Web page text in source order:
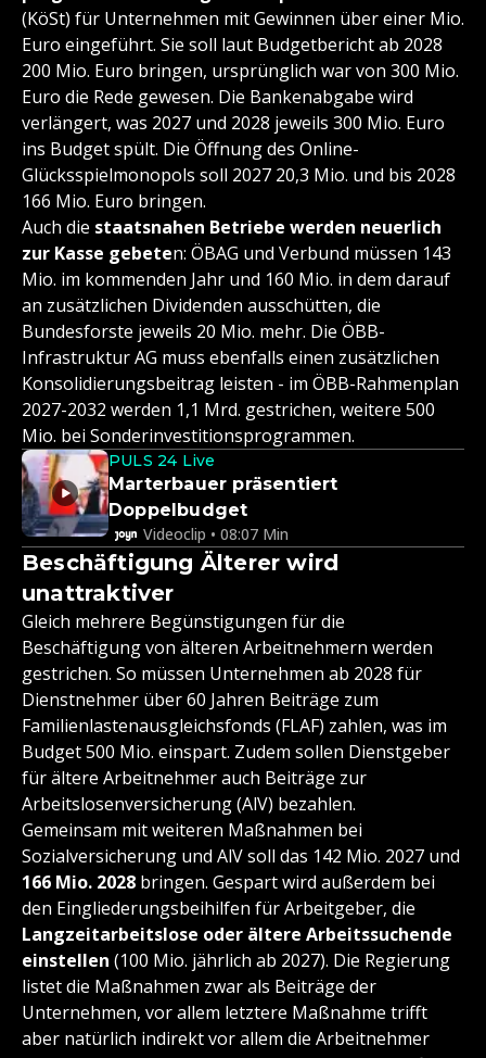
(KöSt) für Unternehmen mit Gewinnen über einer Mio.
Euro eingeführt. Sie soll laut Budgetbericht ab 2028
200 Mio. Euro bringen, ursprünglich war von 300 Mio.
Euro die Rede gewesen. Die Bankenabgabe wird
verlängert, was 2027 und 2028 jeweils 300 Mio. Euro
ins Budget spült. Die Öffnung des Online-
Glücksspielmonopols soll 2027 20,3 Mio. und bis 2028
166 Mio. Euro bringen.
Auch die staatsnahen Betriebe werden neuerlich
zur Kasse gebeten: ÖBAG und Verbund müssen 143
Mio. im kommenden Jahr und 160 Mio. in dem darauf
an zusätzlichen Dividenden ausschütten, die
Bundesforste jeweils 20 Mio. mehr. Die ÖBB-
Infrastruktur AG muss ebenfalls einen zusätzlichen
Konsolidierungsbeitrag leisten - im ÖBB-Rahmenplan
2027-2032 werden 1,1 Mrd. gestrichen, weitere 500
Mio. bei Sonderinvestitionsprogrammen.
PULS 24 Live
Marterbauer präsentiert
Doppelbudget
Videoclip • 08:07 Min
Beschäftigung Älterer wird
unattraktiver
Gleich mehrere Begünstigungen für die
Beschäftigung von älteren Arbeitnehmern werden
gestrichen. So müssen Unternehmen ab 2028 für
Dienstnehmer über 60 Jahren Beiträge zum
Familienlastenausgleichsfonds (FLAF) zahlen, was im
Budget 500 Mio. einspart. Zudem sollen Dienstgeber
für ältere Arbeitnehmer auch Beiträge zur
Arbeitslosenversicherung (AlV) bezahlen.
Gemeinsam mit weiteren Maßnahmen bei
Sozialversicherung und AlV soll das 142 Mio. 2027 und
166 Mio. 2028 bringen. Gespart wird außerdem bei
den Eingliederungsbeihilfen für Arbeitgeber, die
Langzeitarbeitslose oder ältere Arbeitssuchende
einstellen (100 Mio. jährlich ab 2027). Die Regierung
listet die Maßnahmen zwar als Beiträge der
Unternehmen, vor allem letztere Maßnahme trifft
aber natürlich indirekt vor allem die Arbeitnehmer